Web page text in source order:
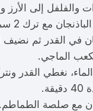
والفلفل إلى الأرز
مع ترك 2 سم بدون حشوة.
في القدر ثم نضيف
الماجي.
نغطي القدر
مع صلصة الطماطم.